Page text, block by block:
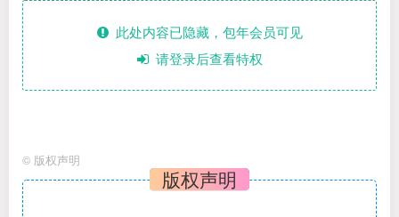
此处内容已隐藏，包年会员可见
请登录后查看特权
© 版权声明
版权声明